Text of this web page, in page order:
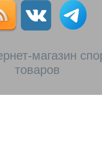
магазин
товаров